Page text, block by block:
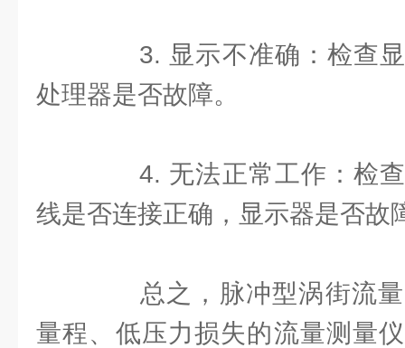
3. 显示不准确：检查显
处理器是否故障。
4. 无法正常工作：检查
线是否连接正确，显示器是否故
总之，脉冲型涡街流量
量程、低压力损失的流量测量